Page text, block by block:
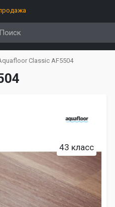
Classic AF5504
43 класс